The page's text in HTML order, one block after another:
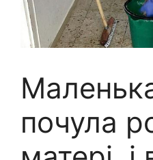
почула